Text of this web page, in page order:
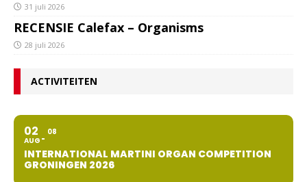
31 juli 2026
RECENSIE Calefax – Organisms
28 juli 2026
ACTIVITEITEN
02
AUG
08
INTERNATIONAL MARTINI ORGAN COMPETITION
GRONINGEN 2026